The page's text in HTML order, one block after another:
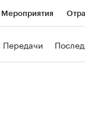
Мероприятия
Передачи